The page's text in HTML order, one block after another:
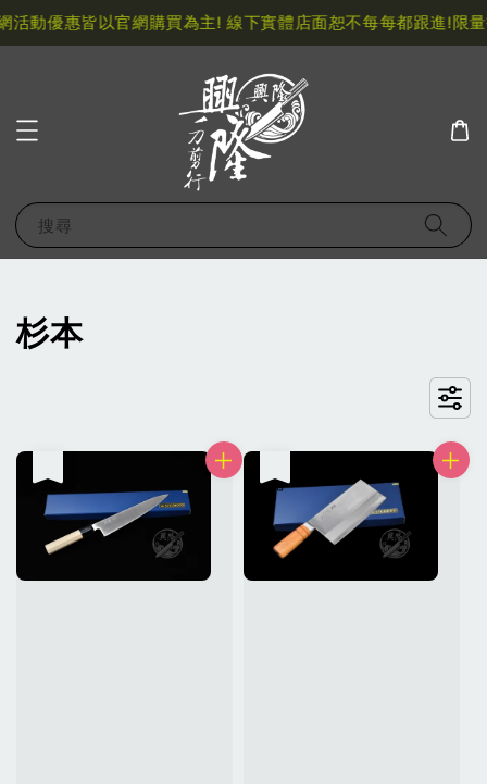
活動優惠皆以官網購買為主! 線下實體店面恕不每每都跟進!限量
搜尋
杉本